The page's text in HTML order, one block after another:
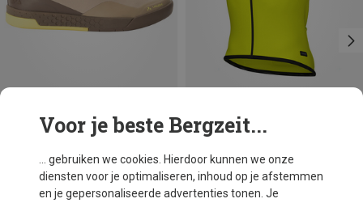
Maten
Dames Moab Syn. II Schoenen
€ 129,95
Je bespaart 26%
Voor je beste Bergzeit...
... gebruiken we cookies. Hierdoor kunnen we onze
diensten voor je optimaliseren, inhoud op je afstemmen
en je gepersonaliseerde advertenties tonen. Je